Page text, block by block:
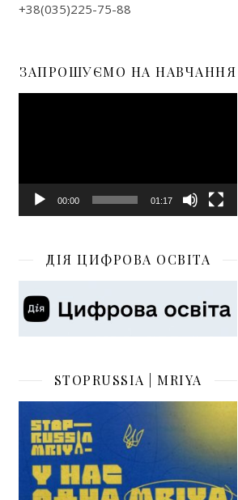
+38(035)225-75-88
ЗАПРОШУЄМО НА НАВЧАННЯ
00:00 01:17
ДІЯ ЦИФРОВА ОСВІТА
STOPRUSSIA | MRIYA